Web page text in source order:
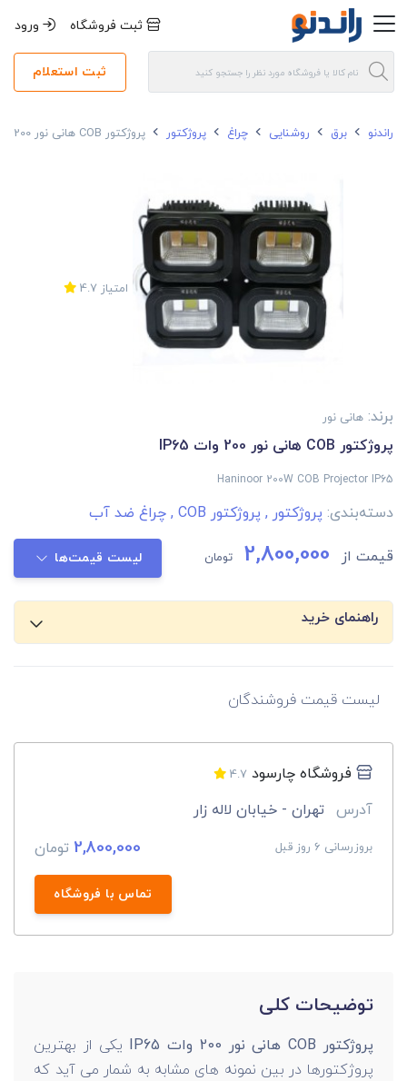
ثبت فروشگاه ورود
ثبت استعلام
راندنو برق روشنایی چراغ پروژکتور پروژکتور COB هانی نور 200 وات IP65
امتیاز 4.7
برند: هانی نور
پروژکتور COB هانی نور 200 وات IP65
Haninoor 200W COB Projector IP65
دسته‌بندی: پروژکتور , پروژکتور COB , چراغ ضد آب
قیمت از 2,800,000 تومان لیست قیمت‌ها
راهنمای خرید
لیست قیمت فروشندگان
فروشگاه چارسود 4.7
آدرس تهران - خیابان لاله زار
بروزرسانی 6 روز قبل 2,800,000 تومان
تماس با فروشگاه
توضیحات کلی
پروژکتور COB هانی نور 200 وات IP65
یکی از بهترین
پروژکتورها در بین نمونه های مشابه به شمار می آید که